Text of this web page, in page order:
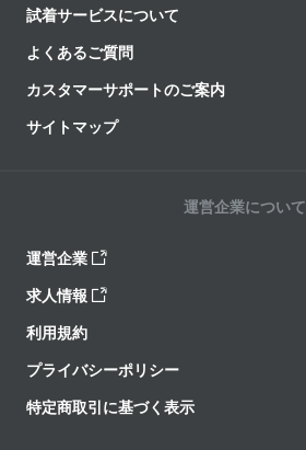
試着サービスについて
よくあるご質問
カスタマーサポートのご案内
サイトマップ
運営企業について
運営企業
求人情報
利用規約
プライバシーポリシー
特定商取引に基づく表示